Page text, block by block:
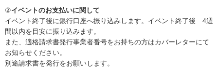
②イベントのお支払いに関して
イベント終了後に銀行口座へ振り込みします。イベント終了後 4週
間以内を目安に振り込みます。
また、適格請求書発行事業者番号をお持ちの方はカバーレターにて
お知らせください。
別途請求書を発行をお願いします。